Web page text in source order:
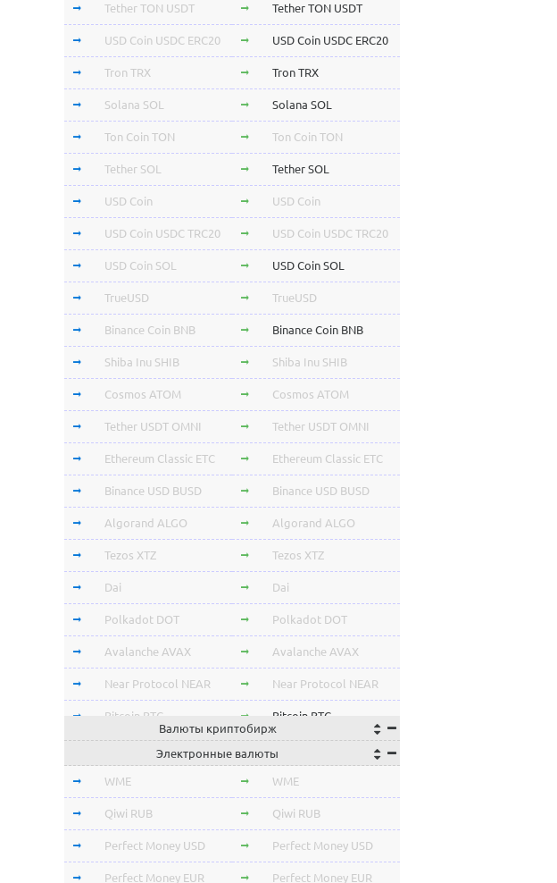
Tether TON USDT Tether TON USDT
USD Coin USDC ERC20 USD Coin USDC ERC20
Tron TRX Tron TRX
Solana SOL Solana SOL
Ton Coin TON Ton Coin TON
Tether SOL Tether SOL
USD Coin USD Coin
USD Coin USDC TRC20 USD Coin USDC TRC20
USD Coin SOL USD Coin SOL
TrueUSD TrueUSD
Binance Coin BNB Binance Coin BNB
Shiba Inu SHIB Shiba Inu SHIB
Cosmos ATOM Cosmos ATOM
Tether USDT OMNI Tether USDT OMNI
Ethereum Classic ETC Ethereum Classic ETC
Binance USD BUSD Binance USD BUSD
Algorand ALGO Algorand ALGO
Tezos XTZ Tezos XTZ
Dai Dai
Polkadot DOT Polkadot DOT
Avalanche AVAX Avalanche AVAX
Near Protocol NEAR Near Protocol NEAR
Bitcoin BTC Bitcoin BTC
Terra LUNA
Cardano ADA Cardano ADA
OmiseGo OMG OmiseGo OMG
Verge XVG Verge XVG
BitTorrent BTT BitTorrent BTT
Валюты криптобирж
Электронные валюты
WME WME
Qiwi RUB Qiwi RUB
Perfect Money USD Perfect Money USD
Perfect Money EUR Perfect Money EUR